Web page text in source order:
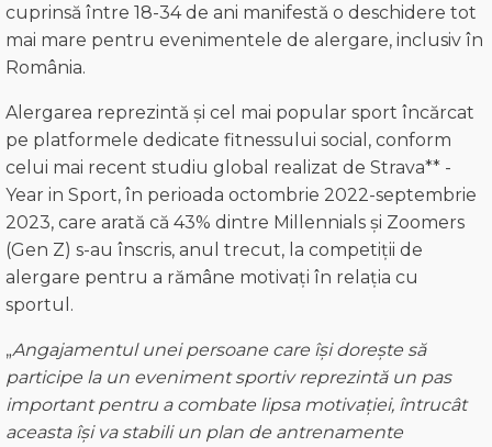
cuprinsă între 18-34 de ani manifestă o deschidere tot
mai mare pentru evenimentele de alergare, inclusiv în
România.
Alergarea reprezintă și cel mai popular sport încărcat
pe platformele dedicate fitnessului social, conform
celui mai recent studiu global realizat de Strava** -
Year in Sport, în perioada octombrie 2022-septembrie
2023, care arată că 43% dintre Millennials și Zoomers
(Gen Z) s-au înscris, anul trecut, la competiții de
alergare pentru a rămâne motivați în relația cu
sportul.
„Angajamentul unei persoane care își dorește să
participe laun eveniment sportiv reprezintă un pas
importantpentru a combate lipsa motivației, întrucât
aceasta își va stabili un plan de antrenamente